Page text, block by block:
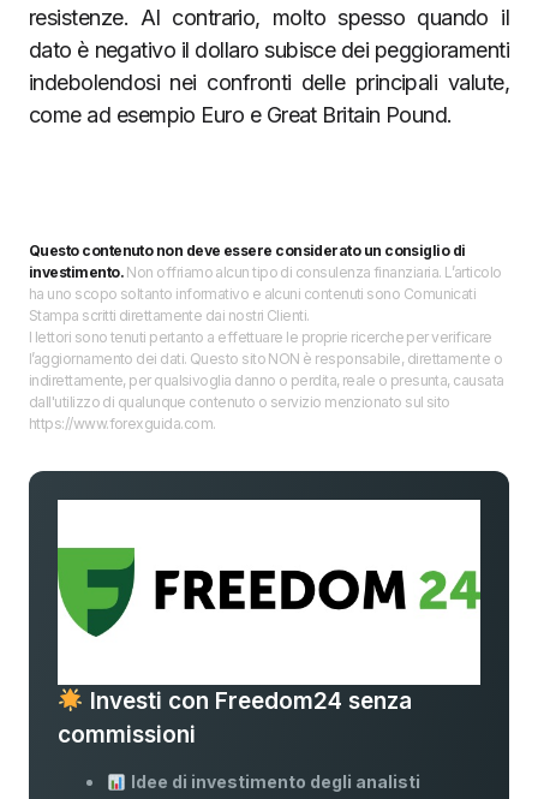
resistenze. Al contrario, molto spesso quando il
dato è negativo il dollaro subisce dei peggioramenti
indebolendosi nei confronti delle principali valute,
come ad esempio Euro e Great Britain Pound.
Questo contenuto non deve essere considerato un consiglio di
investimento.Non offriamo alcun tipo di consulenza finanziaria. L’articolo
ha uno scopo soltanto informativo e alcuni contenuti sono Comunicati
Stampa scritti direttamente dai nostri Clienti.
I lettori sono tenuti pertanto a effettuare le proprie ricerche per verificare
l’aggiornamento dei dati. Questo sito NON è responsabile, direttamente o
indirettamente, per qualsivoglia danno o perdita, reale o presunta, causata
dall'utilizzo di qualunque contenuto o servizio menzionato sul sito
https://www.forexguida.com.
Investi con Freedom24 senza
commissioni
Idee di investimento degli analisti